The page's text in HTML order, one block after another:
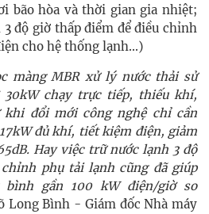
bão hòa và thời gian gia nhiệt;
độ giờ thấp điểm để điều chỉnh
cho hệ thống lạnh...)
màng MBR xử lý nước thải sử
30kW chạy trực tiếp, thiếu khí,
đổi mới công nghệ chỉ cần
đủ khí, tiết kiệm điện, giảm
Hay việc trữ nước lạnh 3 độ
phụ tải lạnh cũng đã giúp
gần 100 kW điện/giờ so
Long Bình - Giám đốc Nhà máy